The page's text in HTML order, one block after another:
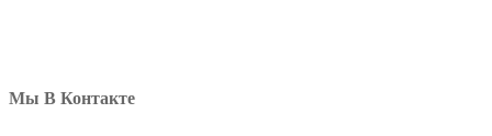
Мы В Контакте